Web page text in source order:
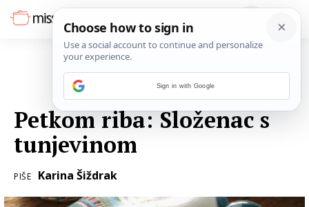
Petkom riba: Složenac s
tunjevinom
PIŠE Karina Šiždrak
Sign in with Google